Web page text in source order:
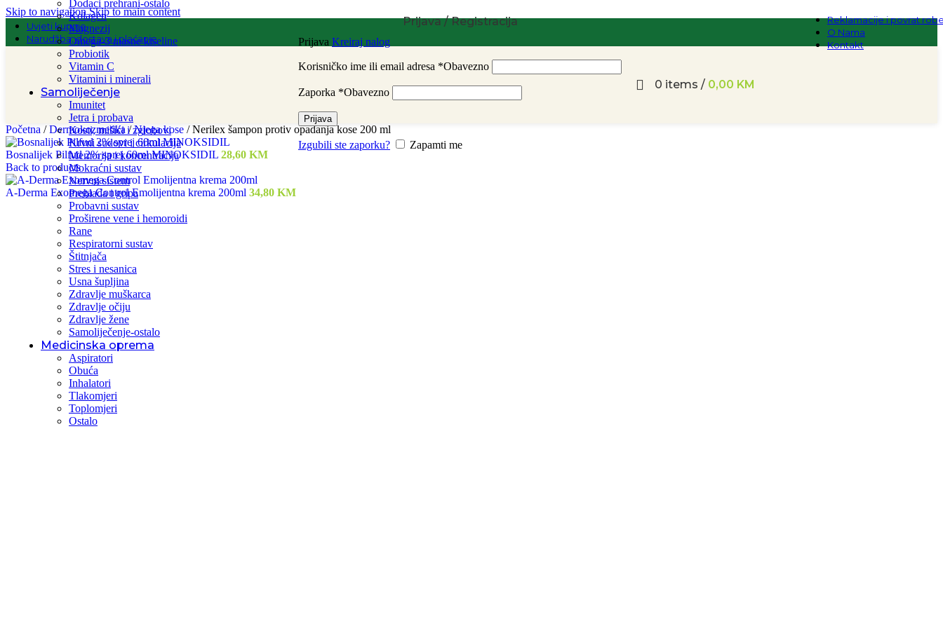
Skip to navigationSkip to main content
Uvjeti kupnje
Narudžba, dostava i plaćanje
Reklamacije i povrat
O Nama
Kontakt
Dodaci prehrani-ostalo
Kolagen
Magnezij
Omega-3 masne kiseline
Probiotik
Vitamin C
Vitamini i minerali
Samoliječenje
Imunitet
Jetra i probava
Kosti, mišići i zglobovi
Krvni sudovi i cirkulacija
Memorija i koncentracija
Mokraćni sustav
Nervni sistem
Prehlada i gripa
Probavni sustav
Proširene vene i hemoroidi
Rane
Respiratorni sustav
Štitnjača
Stres i nesanica
Usna šupljina
Zdravlje muškarca
Zdravlje očiju
Zdravlje žene
Samoliječenje-ostalo
Medicinska oprema
Aspiratori
Obuća
Inhalatori
Tlakomjeri
Toplomjeri
Ostalo
Prijava / Registracija
Prijava Kreiraj nalog
Korisničko ime ili email adresa *Obavezno
Zaporka *Obavezno
Prijava
Izgubili ste zaporku? Zapamti me
0 items / 0,00 KM
Početna / Dermokozmetika/ Njega kose / Nerilex šampon protiv opadanja kose 200 ml
Bosnalijek Pilfud 2% sprej 60ml MINOKSIDIL 28,60 KM
Back to products
A-Derma Exomega Control Emolijentna krema 200ml 34,80 KM